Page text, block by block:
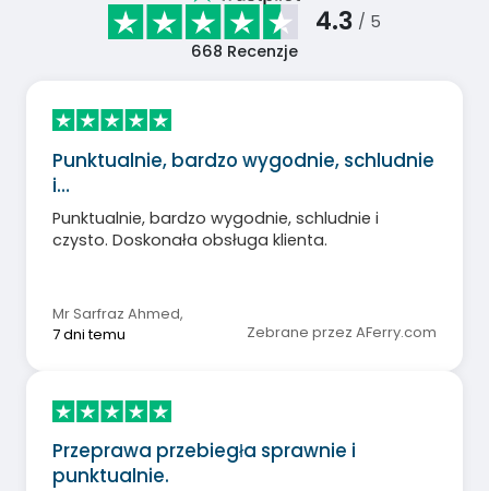
4.3 / 5
668 Recenzje
Punktualnie, bardzo wygodnie, schludnie
i…
Punktualnie, bardzo wygodnie, schludnie i
czysto. Doskonała obsługa klienta.
Mr Sarfraz Ahmed,
7 dni temu
Zebrane przez AFerry.com
Przeprawa przebiegła sprawnie i
punktualnie.